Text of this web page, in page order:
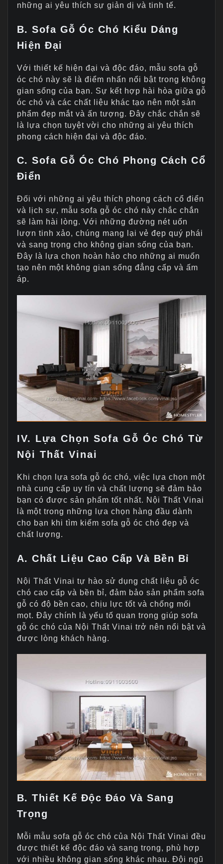
những ai yêu thích sự giản dị và tinh tế.
B. Sofa Gỗ Óc Chó Kiểu Dáng
Hiện Đại
Với thiết kế hiện đại và độc đáo, mẫu sofa gỗ
óc chó này sẽ là điểm nhấn nổi bật trong không
gian sống của bạn. Sự kết hợp hài hòa giữa gỗ
óc chó và các chất liệu khác tạo nên một sản
phẩm đẹp mắt và ấn tượng. Đây chắc chắn sẽ
là lựa chọn tuyệt vời cho những ai yêu thích
phong cách hiện đại và độc đáo.
C. Sofa Gỗ Óc Chó Phong Cách Cổ
Điển
Đối với những ai yêu thích phong cách cổ điển
và lịch sự, mẫu sofa gỗ óc chó này chắc chắn
sẽ làm hài lòng. Với những đường nét uốn
lượn tinh xảo, chúng mang lại vẻ đẹp quý phái
và sang trọng cho không gian sống của bạn.
Đây là lựa chọn hoàn hảo cho những ai muốn
tạo nên một không gian sống đẳng cấp và ấm
áp.
IV. Lựa Chọn Sofa Gỗ Óc Chó Từ
Nội Thất Vinai
Khi chọn lựa sofa gỗ óc chó, việc lựa chọn một
nhà cung cấp uy tín và chất lượng sẽ đảm bảo
bạn có được sản phẩm tốt nhất. Nội Thất Vinai
là một trong những lựa chọn hàng đầu dành
cho bạn khi tìm kiếm sofa gỗ óc chó đẹp và
chất lượng.
A. Chất Liệu Cao Cấp Và Bền Bỉ
Nội Thất Vinai tự hào sử dụng chất liệu gỗ óc
chó cao cấp và bền bỉ, đảm bảo sản phẩm sofa
gỗ có độ bền cao, chịu lực tốt và chống mối
mọt. Đây chính là yếu tố quan trọng giúp sofa
gỗ óc chó của Nội Thất Vinai trở nên nổi bật và
được lòng khách hàng.
B. Thiết Kế Độc Đáo Và Sang
Trọng
Mỗi mẫu sofa gỗ óc chó của Nội Thất Vinai đều
được thiết kế độc đáo và sang trọng, phù hợp
với nhiều không gian sống khác nhau. Đội ngũ